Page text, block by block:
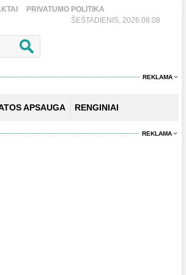
PRIVATUMO POLITIKA
ŠEŠTADIENIS, 2026.08.08
REKLAMA
APSAUGA RENGINIAI
REKLAMA